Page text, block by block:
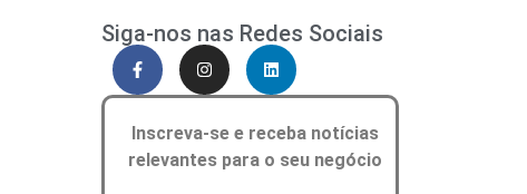
Siga-nos nas Redes Sociais
Inscreva-se e receba notícias
relevantes para o seu negócio